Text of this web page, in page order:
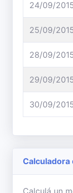
24/09/
25/09/
28/09/
29/09/
30/09/
Calculadora
Calculá un